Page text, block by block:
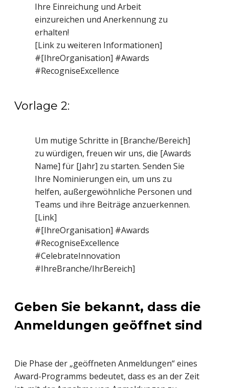
Ihre Einreichung und Arbeit
einzureichen und Anerkennung zu
erhalten!
[Link zu weiteren Informationen]
#[IhreOrganisation] #Awards
#RecogniseExcellence
Vorlage 2:
Um mutige Schritte in [Branche/Bereich]
zu würdigen, freuen wir uns, die [Awards
Name] für [Jahr] zu starten. Senden Sie
Ihre Nominierungen ein, um uns zu
helfen, außergewöhnliche Personen und
Teams und ihre Beiträge anzuerkennen.
[Link]
#[IhreOrganisation] #Awards
#RecogniseExcellence
#CelebrateInnovation
#IhreBranche/IhrBereich]
Geben Sie bekannt, dass die
Anmeldungen geöffnet sind
Die Phase der „geöffneten Anmeldungen“ eines
Award-Programms bedeutet, dass es an der Zeit